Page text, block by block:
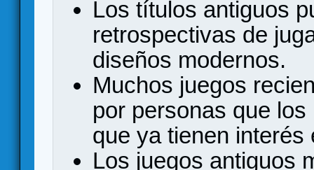
Los títulos antiguos
retrospectivas de
diseños modernos.
Muchos juegos
por personas que
que ya tienen interés
Los juegos antiguos